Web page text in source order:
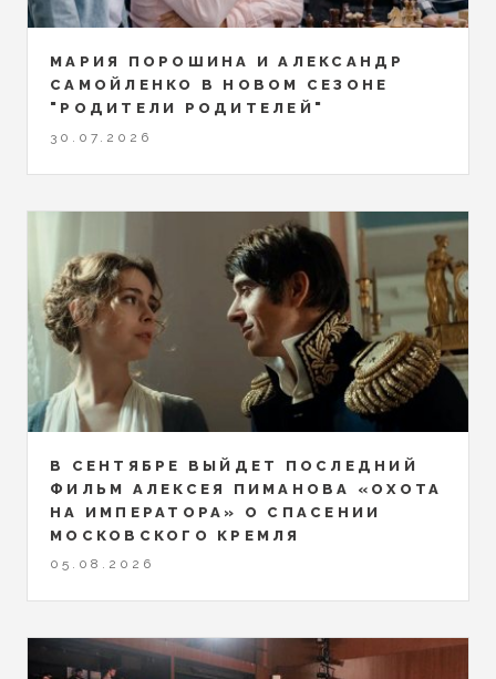
МАРИЯ ПОРОШИНА И АЛЕКСАНДР
САМОЙЛЕНКО В НОВОМ СЕЗОНЕ
"РОДИТЕЛИ РОДИТЕЛЕЙ"
30.07.2026
В СЕНТЯБРЕ ВЫЙДЕТ ПОСЛЕДНИЙ
ФИЛЬМ АЛЕКСЕЯ ПИМАНОВА «ОХОТА
НА ИМПЕРАТОРА» О СПАСЕНИИ
МОСКОВСКОГО КРЕМЛЯ
05.08.2026